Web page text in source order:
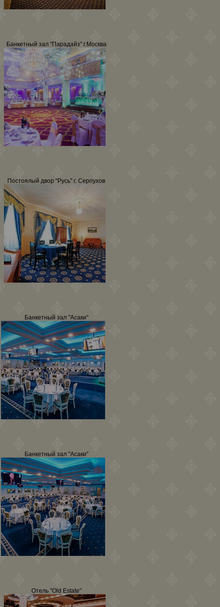
Банкетный зал "Парадайз" г.Москва
Постоялый двор "Русь" г. Серпухов
Банкетный зал "Асаки"
Банкетный зал "Асаки"
Отель "Old Estate"